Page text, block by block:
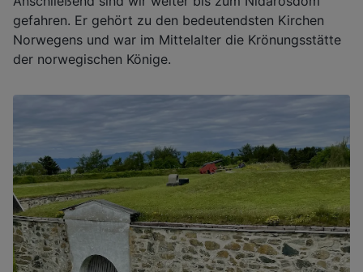
gefahren. Er gehört zu den bedeutendsten Kirchen
Norwegens und war im Mittelalter die Krönungsstätte
der norwegischen Könige.